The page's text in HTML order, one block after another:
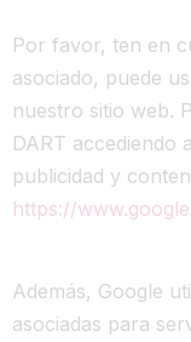
Por favor, ten en
asociado, puede
nuestro sitio web.
DART accediendo
publicidad y
https://
Además, Google
asociadas para